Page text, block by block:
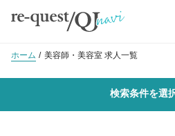
ホーム 美容師・美容室 求人一覧
検索条件を選